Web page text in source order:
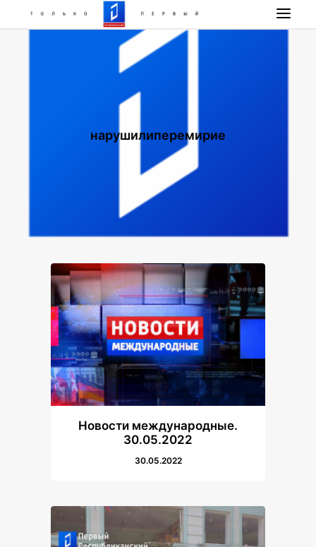
нарушилиперемирие
Новости международные.
30.05.2022
30.05.2022